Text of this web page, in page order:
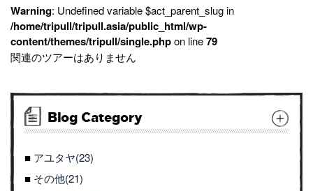
Warning: Undefined variable $act_parent_slug in
/home/tripull/tripull.asia/public_html/wp-
content/themes/tripull/single.phpon line79
関連のツアーはありません
Blog Category
アユタヤ(23)
その他(21)